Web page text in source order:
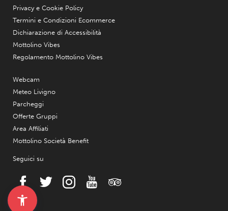
Privacy e Cookie Policy
Termini e Condizioni Ecommerce
Dichiarazione di Accessibilità
Mottolino Vibes
Regolamento Mottolino Vibes
Webcam
Meteo Livigno
Parcheggi
Offerte Gruppi
Area Affiliati
Mottolino Società Benefit
Seguici su